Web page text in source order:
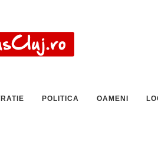
POLITICA OAMENI